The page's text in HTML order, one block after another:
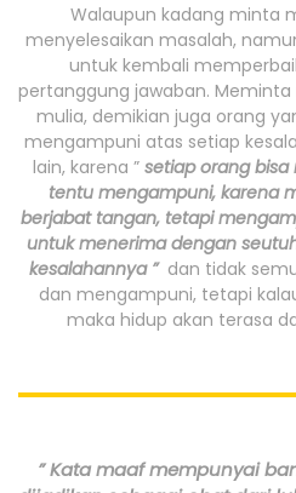
Walaupun kadang minta
menyelesaikan masalah,
untuk kembali
pertanggung jawaban.
mulia, demikian juga orang
mengampuni atas setiap
lain, karena ” setiap orang
tentu mengampuni, karena
berjabat tangan, tetapi
untuk menerima dengan
kesalahannya ” dan tidak
dan mengampuni, tetapi
maka hidup akan terasa
”Kata maaf mempunyai